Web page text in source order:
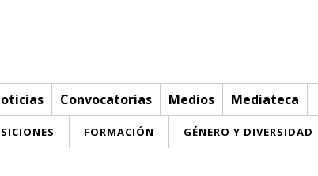
Convocatorias Medios Mediateca
FORMACIÓN GÉNERO Y DIVERSIDAD